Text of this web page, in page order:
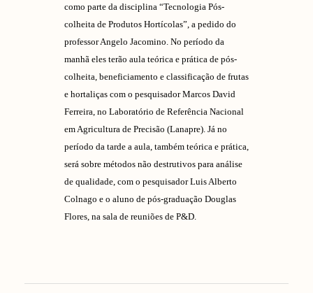
como parte da disciplina “Tecnologia Pós-
colheita de Produtos Hortícolas”, a pedido do
professor Angelo Jacomino. No período da
manhã eles terão aula teórica e prática de pós-
colheita, beneficiamento e classificação de frutas
e hortaliças com o pesquisador Marcos David
Ferreira, no Laboratório de Referência Nacional
em Agricultura de Precisão (Lanapre). Já no
período da tarde a aula, também teórica e prática,
será sobre métodos não destrutivos para análise
de qualidade, com o pesquisador Luis Alberto
Colnago e o aluno de pós-graduação Douglas
Flores, na sala de reuniões de P&D.